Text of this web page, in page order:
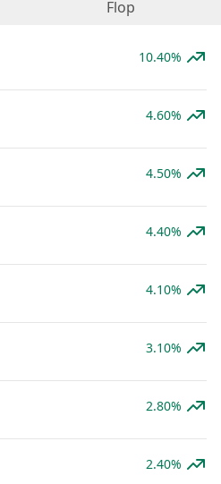
Flop
10.40%
4.60%
4.50%
4.40%
4.10%
3.10%
2.80%
2.40%